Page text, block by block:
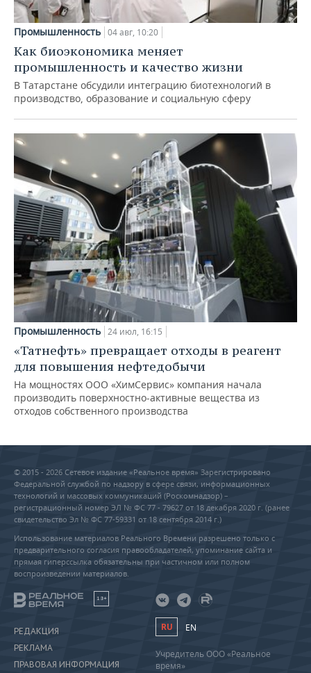
Промышленность 04 авг, 10:20
Как биоэкономика меняет
промышленность и качество жизни
В Татарстане обсудили интеграцию биотехнологий в
производство, образование и социальную сферу
Промышленность 24 июл, 16:15
«Татнефть» превращает отходы в реагент
для повышения нефтедобычи
На мощностях ООО «ХимСервис» компания начала
производить поверхностно-активные вещества из
отходов собственного производства
© 2015 - 2026 Сетевое издание «Реальное время» Зарегистрировано
Федеральной службой по надзору в сфере связи, информационных
технологий и массовых коммуникаций (Роскомнадзор) –
регистрационный номер ЭЛ № ФС 77 - 79627 от 18 декабря 2020 г. (ранее
свидетельство Эл № ФС 77-59331 от 18 сентября 2014 г.)
Использование материалов Реального Времени разрешено только с
предварительного согласия правообладателей, упоминание сайта и
прямая гиперссылка обязательны при частичном или полном
воспроизведении материалов.
18+
РЕДАКЦИЯ
РЕКЛАМА
ПРАВОВАЯ ИНФОРМАЦИЯ
RU EN
Учредитель ООО «Реальное
время»